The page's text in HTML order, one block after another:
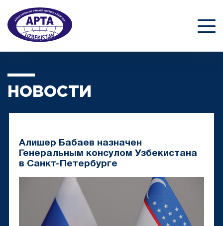
НОВОСТИ
Алишер Бабаев назначен
Генеральным консулом Узбекистана
в Санкт-Петербурге